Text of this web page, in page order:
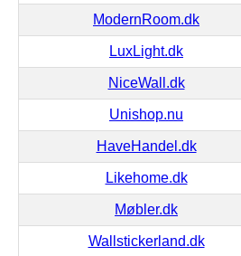
ModernRoom.dk
LuxLight.dk
NiceWall.dk
Unishop.nu
HaveHandel.dk
Likehome.dk
Møbler.dk
Wallstickerland.dk